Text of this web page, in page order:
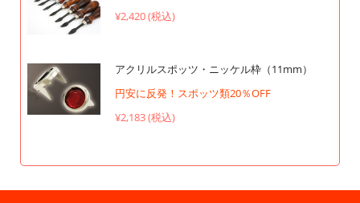
¥2,420 (税込)
アクリルスポッツ・ニッケル枠（11mm）
円安に反発！スポッツ類20％OFF
¥2,183 (税込)